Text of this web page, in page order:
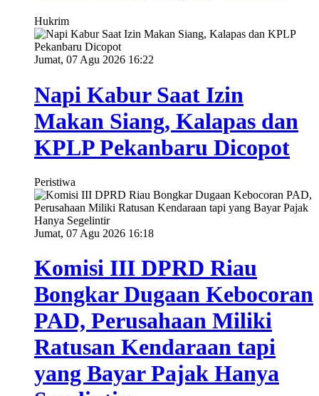
Hukrim
Jumat, 07 Agu 2026 16:22
Napi Kabur Saat Izin
Makan Siang, Kalapas dan
KPLP Pekanbaru Dicopot
Peristiwa
Jumat, 07 Agu 2026 16:18
Komisi III DPRD Riau
Bongkar Dugaan Kebocoran
PAD, Perusahaan Miliki
Ratusan Kendaraan tapi
yang Bayar Pajak Hanya